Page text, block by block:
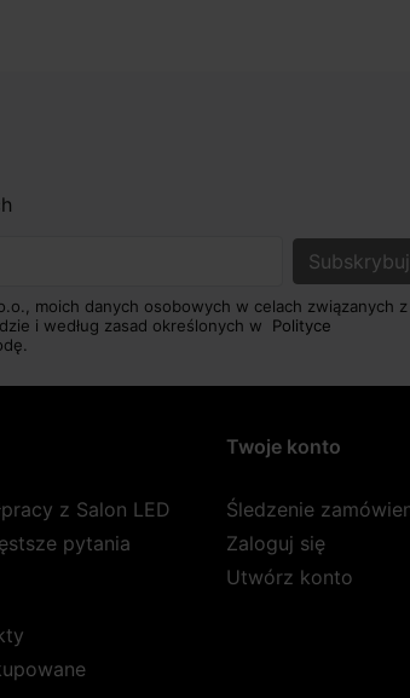
moich danych osobowych w celach związanych z
i według zasad określonych w Polityce
z Salon LED
pytania
Twoje konto
Śledzenie
Zaloguj się
Utwórz konto